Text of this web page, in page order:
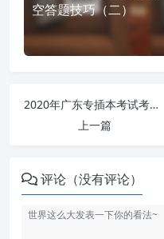
空答题技巧（二）
2020年广东专插本考试考场规则
上一篇
评论（没有评论）